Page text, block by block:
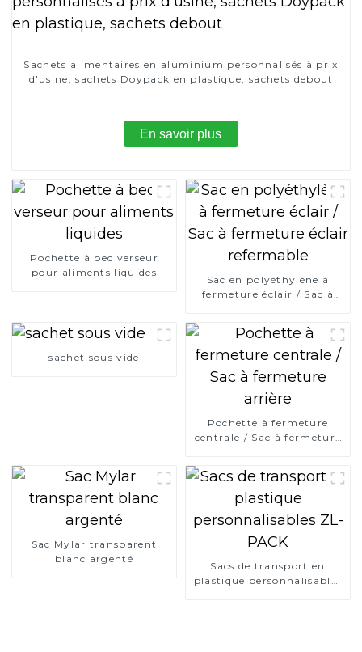
Sachets alimentaires en aluminium personnalisés à prix
d'usine, sachets Doypack en plastique, sachets debout
En savoir plus
Pochette à bec verseur
pour aliments liquides
Sac en polyéthylène à
fermeture éclair / Sac à
sachet sous vide
Pochette à fermeture
centrale / Sac à fermeture
Sac Mylar transparent
blanc argenté
Sacs de transport en
plastique personnalisables